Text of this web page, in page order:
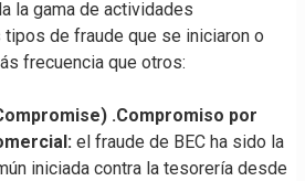
la gama de actividades
de fraude que se iniciaron o
frecuencia que otros:
.Compromiso por
el fraude de BEC ha sido la
iniciada contra la tesorería desde